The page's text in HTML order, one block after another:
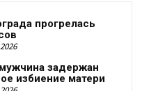
прогрелась
задержан
избиение матери